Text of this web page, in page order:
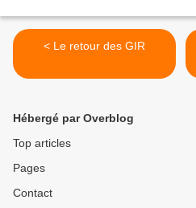
< Le retour des GIR
Hébergé par Overblog
Top articles
Pages
Contact